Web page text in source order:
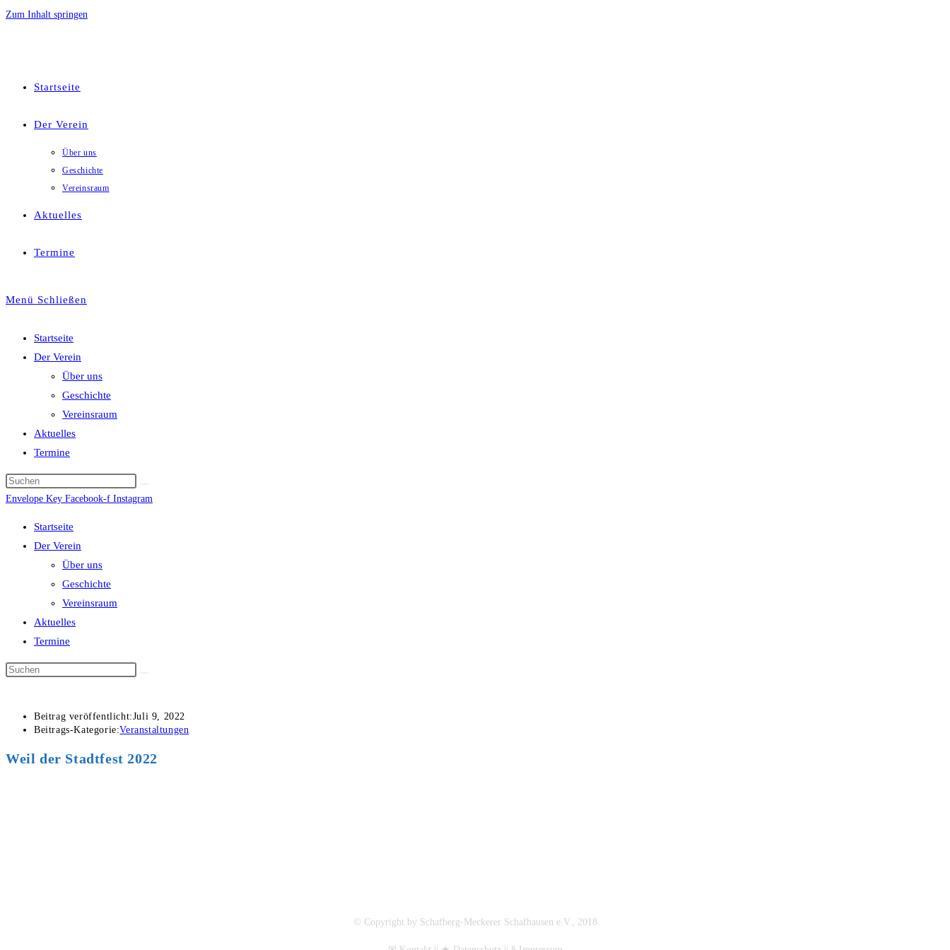
Zum Inhalt springen
Startseite
Der Verein
Über uns
Geschichte
Vereinsraum
Aktuelles
Termine
Menü Schließen
Startseite
Der Verein
Über uns
Geschichte
Vereinsraum
Aktuelles
Termine
Envelope Key Facebook-f Instagram
Startseite
Der Verein
Über uns
Geschichte
Vereinsraum
Aktuelles
Termine
Beitrag veröffentlicht:Juli 9, 2022
Beitrags-Kategorie:Veranstaltungen
Weil der Stadtfest 2022
© Copyright by Schafberg-Meckerer Schafhausen e.V., 2018